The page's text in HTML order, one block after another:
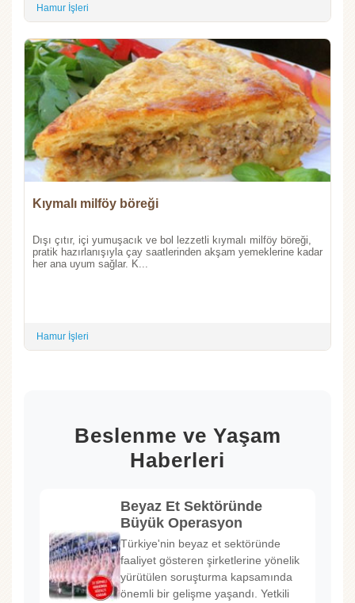
Hamur İşleri
Kıymalı milföy böreği
Dışı çıtır, içi yumuşacık ve bol lezzetli kıymalı milföy böreği,
pratik hazırlanışıyla çay saatlerinden akşam yemeklerine kadar
her ana uyum sağlar. K...
Hamur İşleri
Beslenme ve Yaşam
Haberleri
Beyaz Et Sektöründe
Büyük Operasyon
Türkiye'nin beyaz et sektöründe
faaliyet gösteren şirketlerine yönelik
yürütülen soruşturma kapsamında
önemli bir gelişme yaşandı. Yetkili